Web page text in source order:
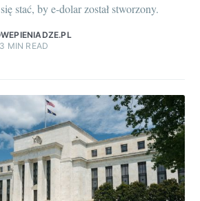
stać, by e-dolar został stworzony.
3 MIN READ